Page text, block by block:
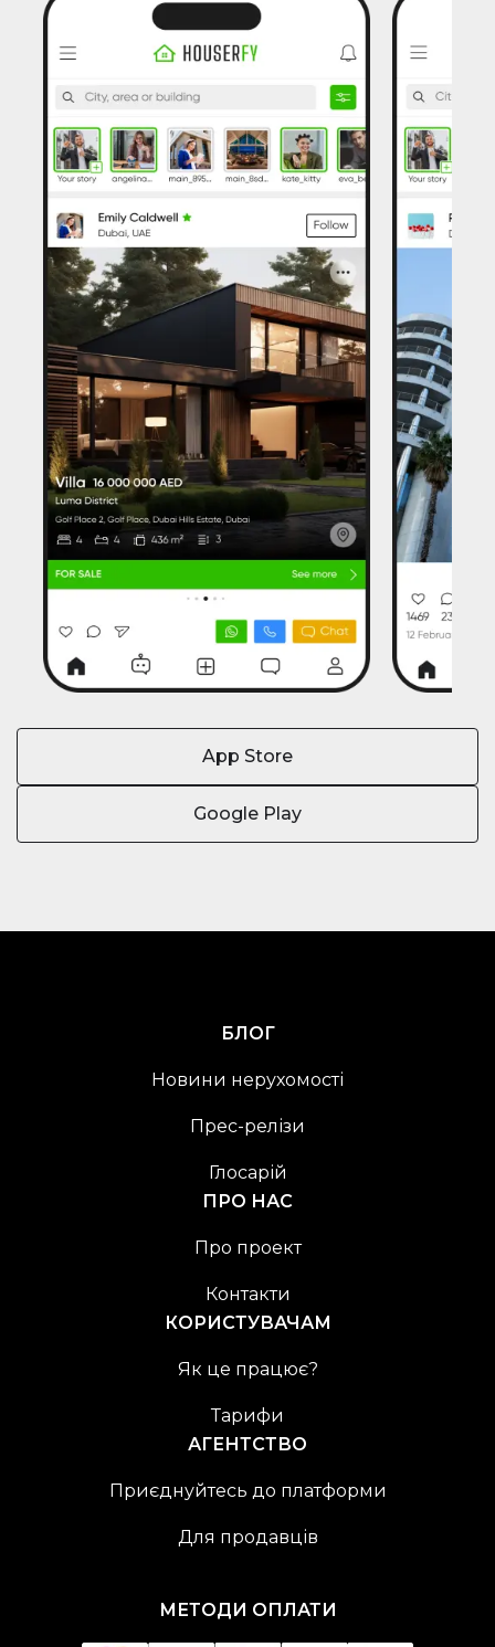
App Store
Google Play
БЛОГ
Новини нерухомості
Прес-релізи
Глосарій
ПРО НАС
Про проект
Контакти
КОРИСТУВАЧАМ
Як це працює?
Тарифи
АГЕНТСТВО
Приєднуйтесь до платформи
Для продавців
МЕТОДИ ОПЛАТИ